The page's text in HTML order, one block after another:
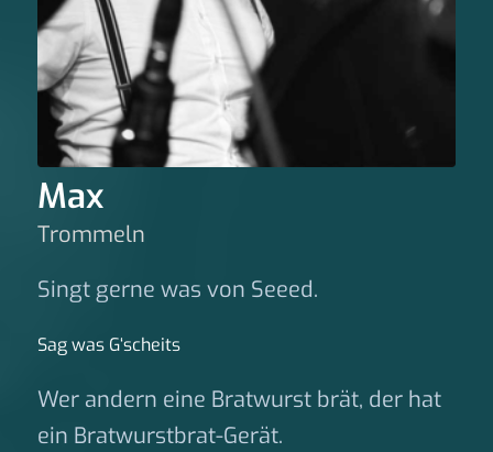
Max
Trommeln
Singt gerne was von Seeed.
Sag was G‘scheits
Wer andern eine Bratwurst brät, der hat
ein Bratwurstbrat-Gerät.